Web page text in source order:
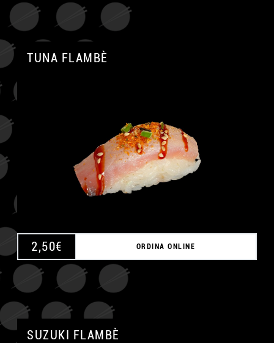
TUNA FLAMBÈ
2,50€ ORDINA ONLINE
SUZUKI FLAMBÈ